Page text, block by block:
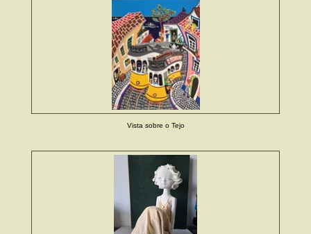
Vista sobre o Tejo